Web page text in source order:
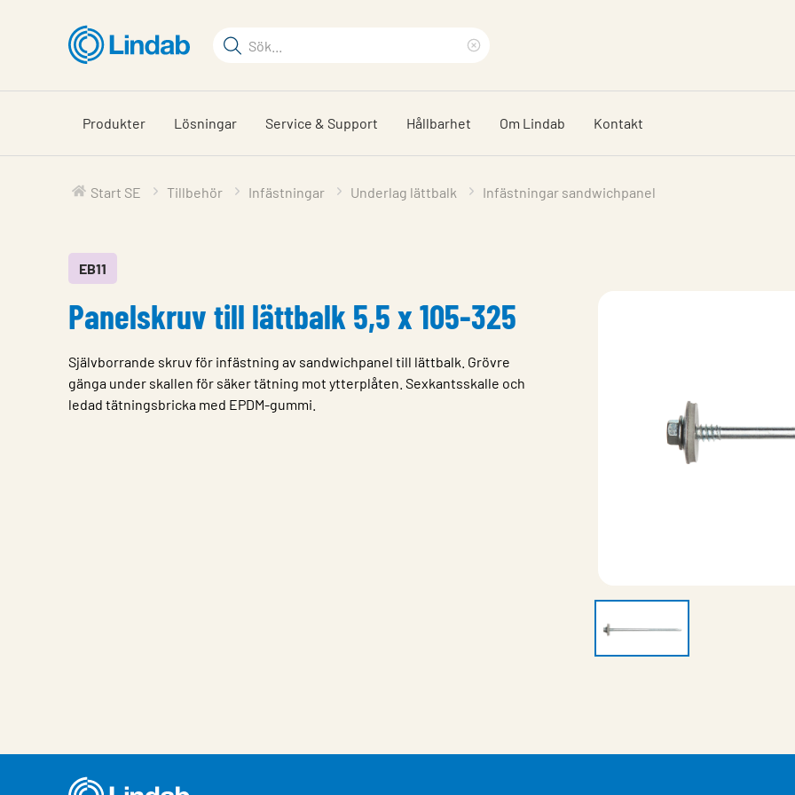
huvudinnehållet
Sökord
på
sajten
sökfras
Produkter Lösningar Service & Support Hållbarhet Om Lindab Kontakt
Start SE Tillbehör Infästningar Underlag lättbalk Infästningar sandwichpanel
EB11
Panelskruv till lättbalk 5,5 x 105-325
Självborrande skruv för infästning av sandwichpanel till lättbalk. Grövre
gänga under skallen för säker tätning mot ytterplåten. Sexkantsskalle och
ledad tätningsbricka med EPDM-gummi.